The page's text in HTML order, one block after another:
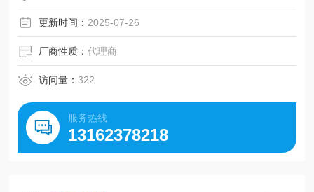
更新时间： 2025-07-26
厂商性质：代理商
访问量：322
服务热线
13162378218